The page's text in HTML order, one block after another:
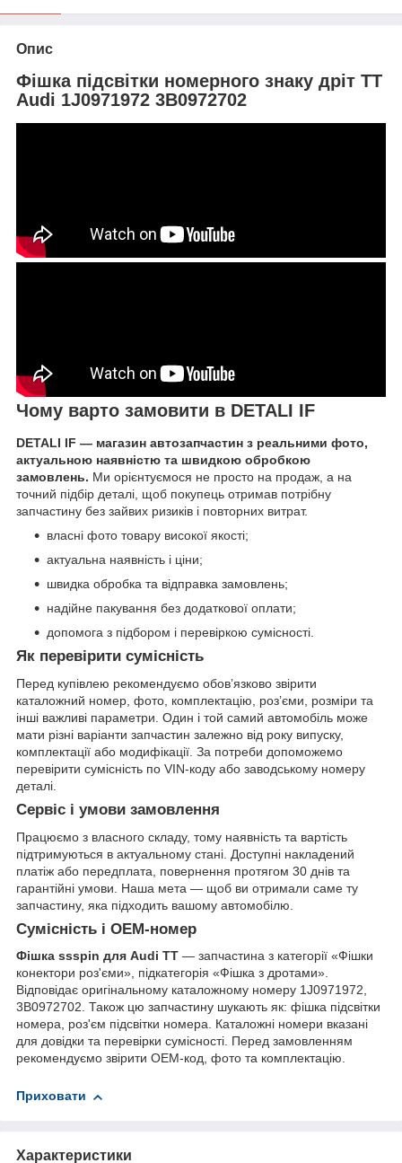
Опис
Фішка підсвітки номерного знаку дріт TT
Audi 1J0971972 3B0972702
Чому варто замовити в DETALI IF
DETALI IF — магазин автозапчастин з реальними фото,
актуальною наявністю та швидкою обробкою
замовлень. Ми орієнтуємося не просто на продаж, а на
точний підбір деталі, щоб покупець отримав потрібну
запчастину без зайвих ризиків і повторних витрат.
власні фото товару високої якості;
актуальна наявність і ціни;
швидка обробка та відправка замовлень;
надійне пакування без додаткової оплати;
допомога з підбором і перевіркою сумісності.
Як перевірити сумісність
Перед купівлею рекомендуємо обов’язково звірити
каталожний номер, фото, комплектацію, роз’єми, розміри та
інші важливі параметри. Один і той самий автомобіль може
мати різні варіанти запчастин залежно від року випуску,
комплектації або модифікації. За потреби допоможемо
перевірити сумісність по VIN-коду або заводському номеру
деталі.
Сервіс і умови замовлення
Працюємо з власного складу, тому наявність та вартість
підтримуються в актуальному стані. Доступні накладений
платіж або передплата, повернення протягом 30 днів та
гарантійні умови. Наша мета — щоб ви отримали саме ту
запчастину, яка підходить вашому автомобілю.
Сумісність і OEM-номер
Фішка ssspin для Audi TT — запчастина з категорії «Фішки
конектори роз'єми», підкатегорія «Фішка з дротами».
Відповідає оригінальному каталожному номеру 1J0971972,
3B0972702. Також цю запчастину шукають як: фішка підсвітки
номера, роз'єм підсвітки номера. Каталожні номери вказані
для довідки та перевірки сумісності. Перед замовленням
рекомендуємо звірити OEM-код, фото та комплектацію.
Приховати
Характеристики